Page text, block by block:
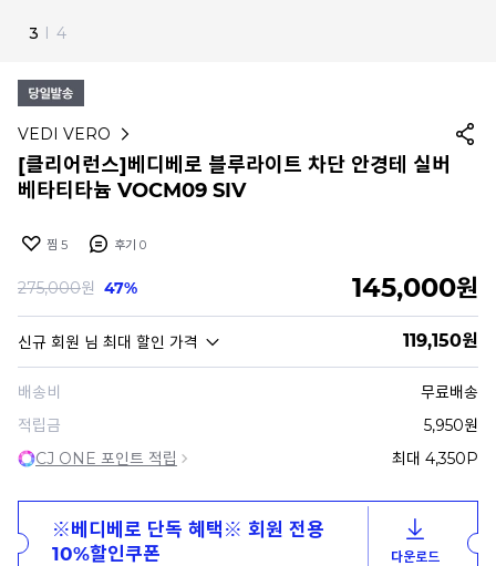
4 I 4
VEDI VERO
[클리어런스]베디베로 블루라이트 차단 안경테 실버
베타티타늄 VOCM09 SIV
찜 5 후기 0
275,000원 47% 145,000원
신규 회원 님 최대 할인 가격 119,150원
배송비
무료배송
적립금
5,950원
CJ ONE 포인트 적립
최대 4,350P
※베디베로 단독 혜택※ 회원 전용
10%할인쿠폰
다운로드